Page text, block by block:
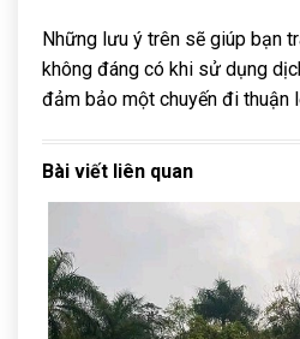
Những lưu ý trên sẽ giúp bạn
không đáng có khi sử dụng
đảm bảo một chuyến đi thuận
Bài viết liên quan